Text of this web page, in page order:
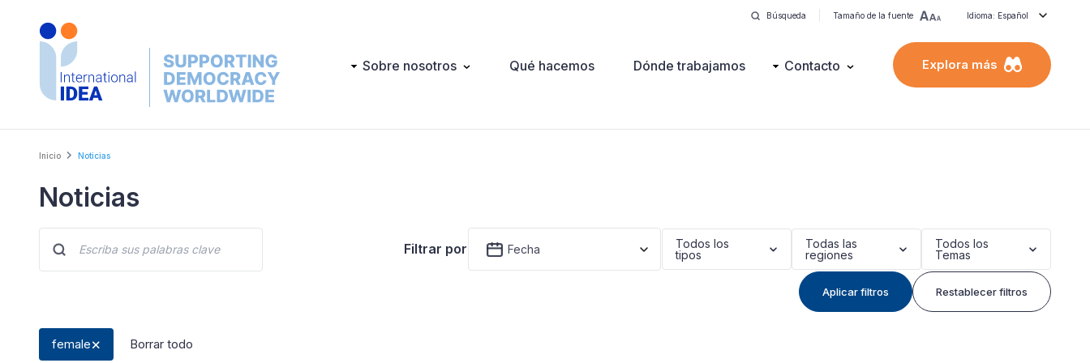
Búsqueda Tamaño de la fuente Idioma: Español
Main Sobre nosotros Qué hacemos Dónde trabajamos Contacto Explora más
Breadcrumb
Inicio Noticias
Noticias
Filtrar por Fecha
Todos los
tipos
Todas las
regiones
Todos los
Temas
Aplicar filtros Restablecer filtros
female Borrar todo